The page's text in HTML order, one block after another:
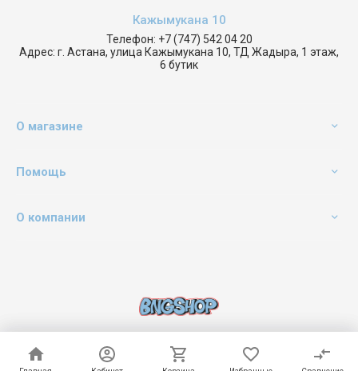
Кажымукана 10
Телефон: +7 (747) 542 04 20
Адрес: г. Астана, улица Кажымукана 10, ТД Жадыра, 1 этаж,
6 бутик
О магазине
Помощь
О компании